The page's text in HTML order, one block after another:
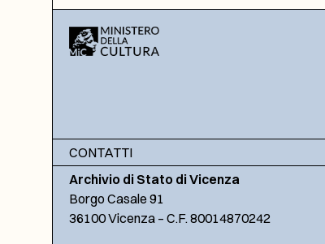
CONTATTI
Archivio di Stato di Vicenza
Borgo Casale 91
36100 Vicenza – C.F. 80014870242